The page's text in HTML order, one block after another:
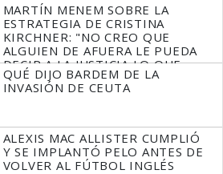
MARTÍN MENEM SOBRE LA
ESTRATEGIA DE CRISTINA
KIRCHNER: "NO CREO QUE
ALGUIEN DE AFUERA LE PUEDA
DECIR A LA JUSTICIA LO QUE
TIENE QUE HACER"
QUÉ DIJO BARDEM DE LA
INVASIÓN DE CEUTA
ALEXIS MAC ALLISTER CUMPLIÓ
Y SE IMPLANTÓ PELO ANTES DE
VOLVER AL FÚTBOL INGLÉS